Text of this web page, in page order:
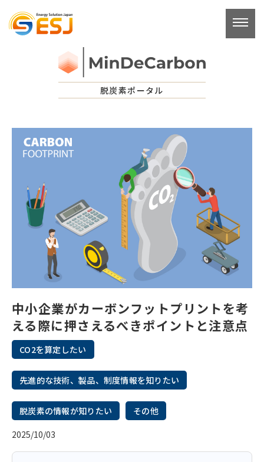
ン
ツ
へ
プ
脱炭素ポータル
中小企業がカーボンフットプリントを考
える際に押さえるべきポイントと注意点
CO2を算定したい
先進的な技術、製品、制度情報を知りたい
脱炭素の情報が知りたい
その他
2025/10/03